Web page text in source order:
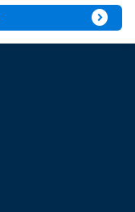
expand_circle_right